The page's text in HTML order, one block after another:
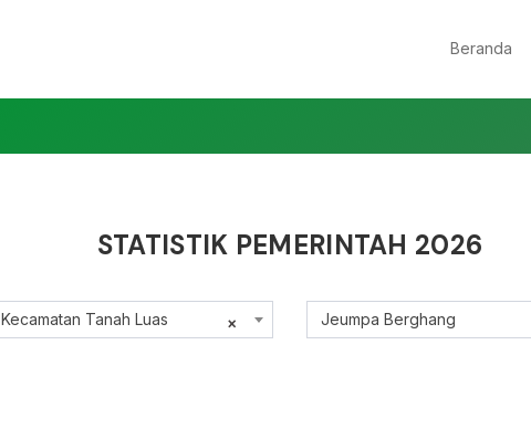
Beranda
STATISTIK PEMERINTAH 2026
×
Kecamatan Tanah Luas Jeumpa Berghang